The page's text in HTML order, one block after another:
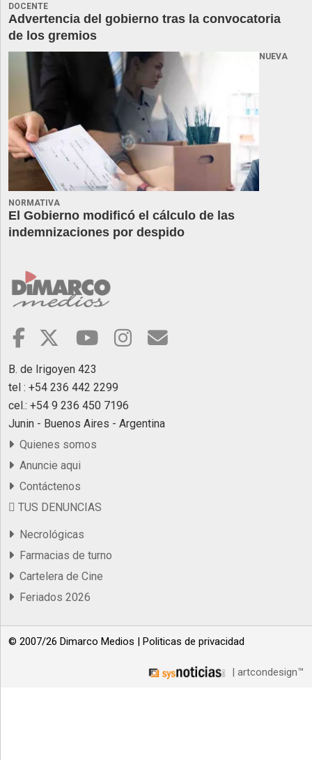
DOCENTE
Advertencia del gobierno tras la convocatoria
de los gremios
NUEVA
NORMATIVA
El Gobierno modificó el cálculo de las
indemnizaciones por despido
B. de Irigoyen 423
tel : +54 236 442 2299
cel.: +54 9 236 450 7196
Junin - Buenos Aires - Argentina
Quienes somos
Anuncie aqui
Contáctenos
TUS DENUNCIAS
Necrológicas
Farmacias de turno
Cartelera de Cine
Feriados 2026
© 2007/26 Dimarco Medios | Politicas de privacidad
| artcondesign™